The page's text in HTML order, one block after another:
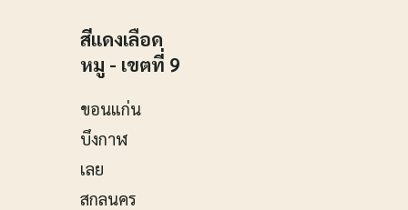
สีแดงเลือด
หมู - เขตที่ 9
ขอนแก่น
บึงกาฬ
เลย
สกลนคร